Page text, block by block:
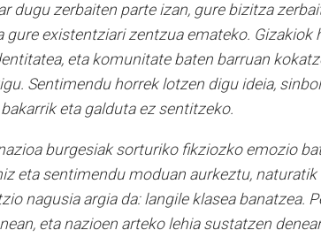
dugu zerbaiten parte izan, gure bizitza
gure existentziari zentzua emateko. Gizakiok
eta komunitate baten barruan
Sentimendu horrek lotzen digu ideia,
eta galduta ez sentitzeko.
burgesiak sorturiko fikziozko emozio
eta sentimendu moduan aurkeztu,
nagusia argia da: langile klasea banatzea.
eta nazioen arteko lehia sustatzen